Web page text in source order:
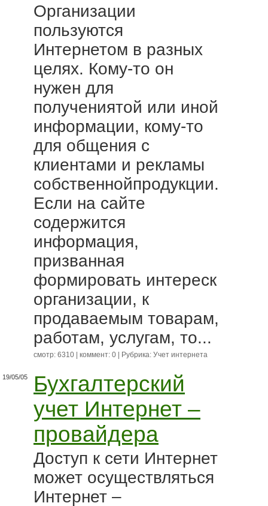
Организации
пользуются
Интернетом в разных
целях. Кому-то он
нужен для
получениятой или иной
информации, кому-то
для общения с
клиентами и рекламы
собственнойпродукции.
Если на сайте
содержится
информация,
призванная
формировать интереск
организации, к
продаваемым товарам,
работам, услугам, то...
смотр: 6310 | коммент: 0 | Рубрика: Учет интернета
19/05/05
Бухгалтерский
учет Интернет –
провайдера
Доступ к сети Интернет
может осуществляться
Интернет –